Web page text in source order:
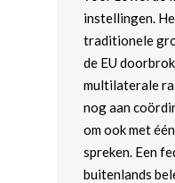
instellingen.
traditionele
de EU
multilaterale
nog aan
om ook met
spreken. Een
buitenlands